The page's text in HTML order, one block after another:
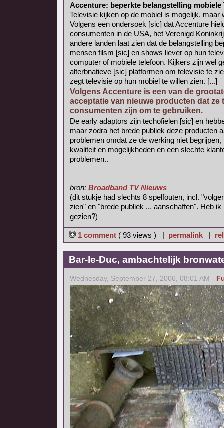
Accenture: beperkte belangstelling mobiele
Televisie kijken op de mobiel is mogelijk,
Volgens een ondersoek [sic] dat Accenture
consumenten in de USA, het Verenigd
andere landen laat zien dat de belangstelling
mensen filsm [sic] en shows liever op hun
computer of mobiele telefoon. Kijkers zijn wel
alterbnatieve [sic] platformen om televisie te
zegt televisie op hun mobiel te willen zien. [...]
Volgens Accenture is een van de
acceptatie van nieuwe producten dat ze
consumenten zijn om te gebruiken.
De early adaptors zijn techofielen [sic] en
maar zodra het brede publiek deze producten
problemen omdat ze de werking niet
kwaliteit en mogelijkheden en een slechte
problemen..
bron: Broadband TV Nieuws
(dit stukje had slechts 8 spelfouten, incl.
zien" en "brede publiek ... aanschaffen". Heb
gezien?)
1 comment ( 93 views ) | permalink |
Bar-le-Duc, ambachtelijk
Wednesday, September 27, 2006, 08:01 AM -